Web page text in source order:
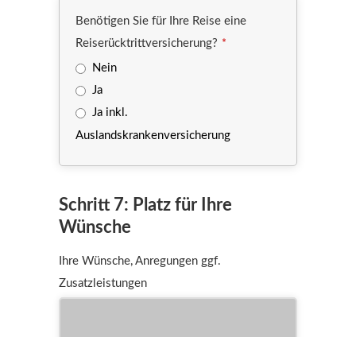
Benötigen Sie für Ihre Reise eine
Reiserücktrittversicherung? *
Nein
Ja
Ja inkl.
Auslandskrankenversicherung
Schritt 7: Platz für Ihre
Wünsche
Ihre Wünsche, Anregungen ggf.
Zusatzleistungen